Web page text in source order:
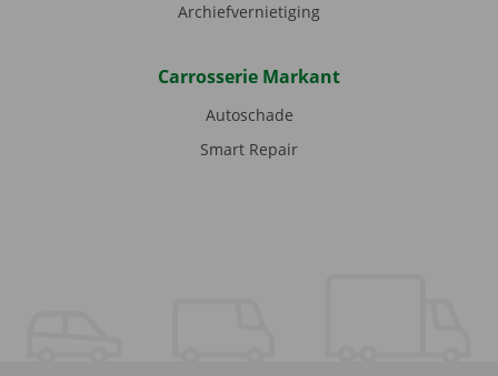
Archiefvernietiging
Carrosserie Markant
Autoschade
Smart Repair